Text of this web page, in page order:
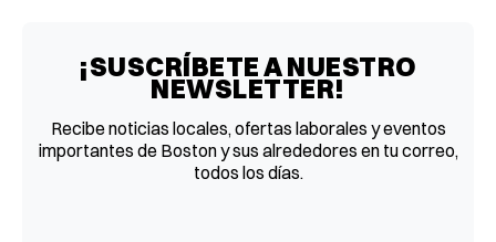
¡SUSCRÍBETE A NUESTRO
NEWSLETTER!
Recibe noticias locales, ofertas laborales y eventos
importantes de Boston y sus alrededores en tu correo,
todos los días.